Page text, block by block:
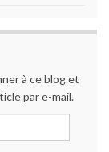
à ce blog et
par e-mail.